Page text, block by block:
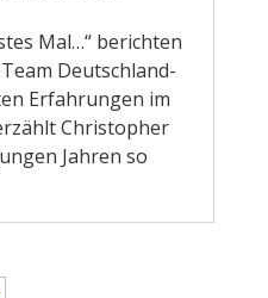
Mal…“ berichten
Deutschland-
Erfahrungen im
Christopher
Jahren so